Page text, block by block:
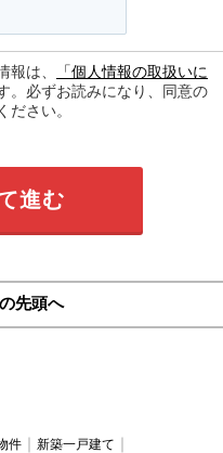
は、
「個人情報の取扱いに
。必ずお読みになり、同意の
ださい。
進む
先頭へ
件
新築一戸建て